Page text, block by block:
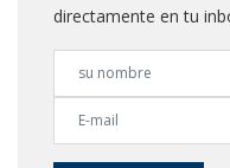
directamente en tu